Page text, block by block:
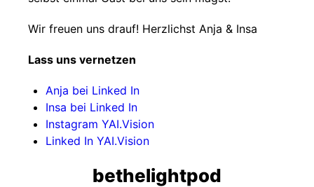
Wir freuen uns drauf! Herzlichst Anja & Insa
Lass uns vernetzen
Anja bei Linked In
Insa bei Linked In
Instagram YAI.Vision
Linked In YAI.Vision
bethelightpod